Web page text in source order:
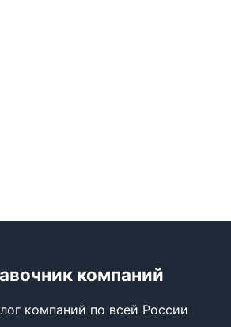
компаний
компаний по всей России